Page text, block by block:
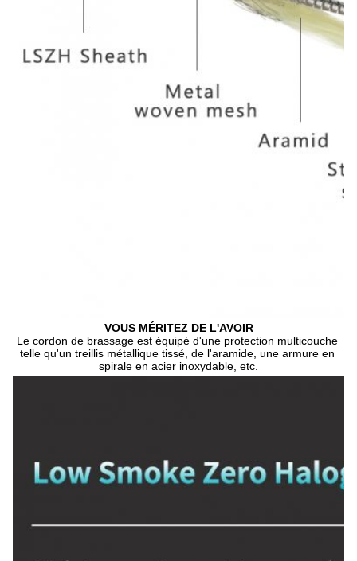
VOUS MÉRITEZ DE L'AVOIR
Le cordon de brassage est équipé d'une protection multicouche
telle qu'un treillis métallique tissé, de l'aramide, une armure en
spirale en acier inoxydable, etc.